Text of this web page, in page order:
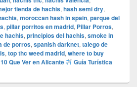
tienda de hachis, hash semi dry,
, moroccan hash in spain, parque del
, pillar porritos en madrid, Pillar Porros,
hachis, principios del hachis, smoke in
de porros, spanish darknet, talego de
, top thc weed madrid, where to buy
Que Ver en Alicante
Guía Turística